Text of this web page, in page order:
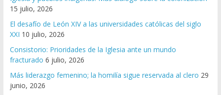
15 julio, 2026
El desafío de León XIV a las universidades católicas del siglo
XXI 10 julio, 2026
Consistorio: Prioridades de la Iglesia ante un mundo
fracturado 6 julio, 2026
Más liderazgo femenino; la homilía sigue reservada al clero 29
junio, 2026